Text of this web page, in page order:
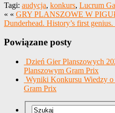
Tagi: audycja, konkurs, Lucrum
« « GRY PLANSZOWE W
Dunderhead. History’s first genius.
Powiązane posty
Dzień Gier Planszowych
Planszowym Gram Prix
Wyniki Konkursu Wiedzy
Gram Prix